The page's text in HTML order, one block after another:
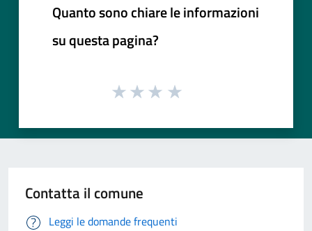
Quanto sono chiare le informazioni
su questa pagina?
Contatta il comune
Leggi le domande frequenti